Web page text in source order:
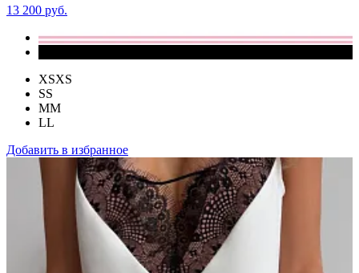
13 200 руб.
XSXS
SS
MM
LL
Добавить в избранное